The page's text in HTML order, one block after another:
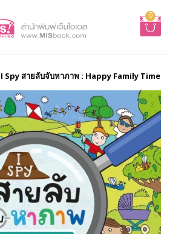
0
I Spy สายลับจับหาภาพ : Happy Family Time